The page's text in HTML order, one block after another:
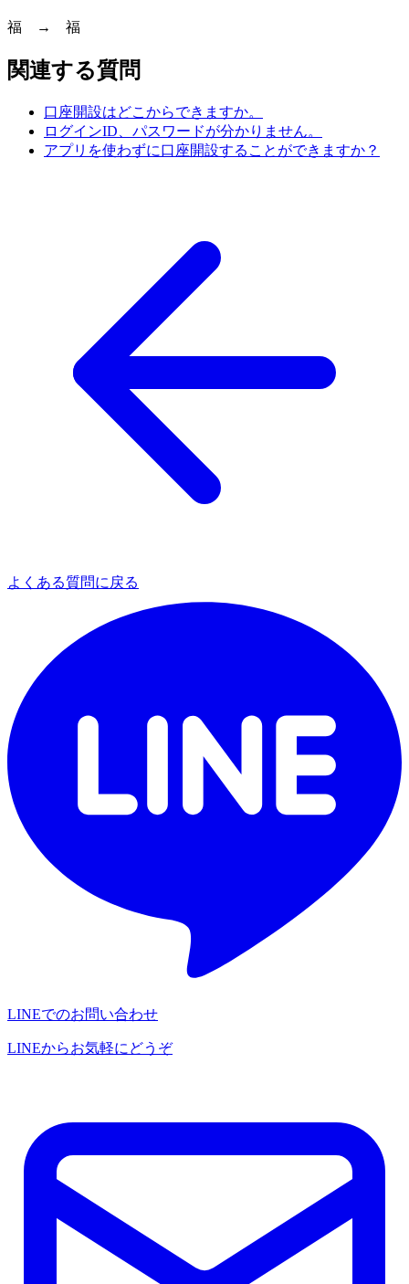
福 → 福
関連する質問
口座開設はどこからできますか。
ログインID、パスワードが分かりません。
アプリを使わずに口座開設することができますか？
よくある質問に戻る
LINEでのお問い合わせ
LINEからお気軽にどうぞ